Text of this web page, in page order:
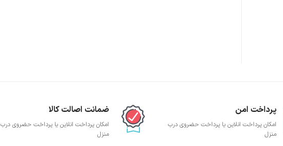
پرداخت امن
امکان پرداخت انلاین یا پرداخت حضروی درب
منزل
ضمانت اصالت کالا
امکان پرداخت انلاین یا پرداخت حضروی درب
منزل